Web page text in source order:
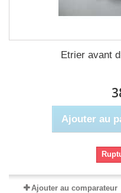
Etrier avant
Ajouter au
Ajouter au comparateur